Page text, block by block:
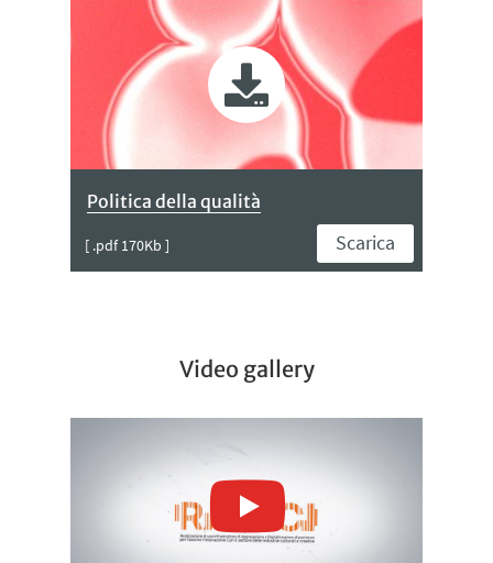
Politica della qualità
[ .pdf 170Kb ] Scarica
Video gallery